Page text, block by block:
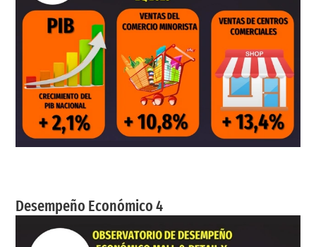
Desempeño Económico 4